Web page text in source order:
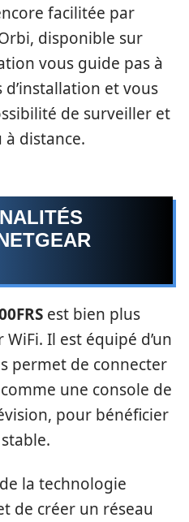
facilitée par
disponible sur
vous guide pas à
d’installation et vous
de surveiller et
distance.
est bien plus
Il est équipé d’un
permet de connecter
une console de
pour bénéficier
la technologie
de créer un réseau